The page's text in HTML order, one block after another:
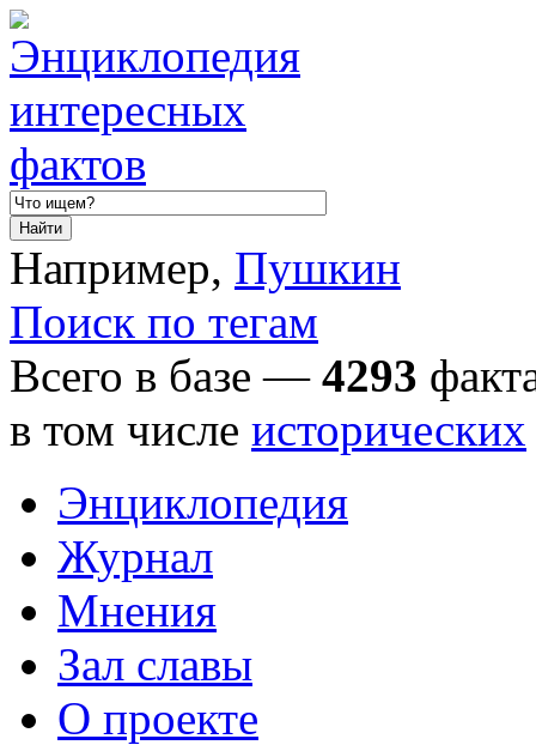
Например, Пушкин
Поиск по тегам
Всего в базе — 4293
в том числе исторических
Энциклопедия
Журнал
Мнения
Зал славы
О проекте